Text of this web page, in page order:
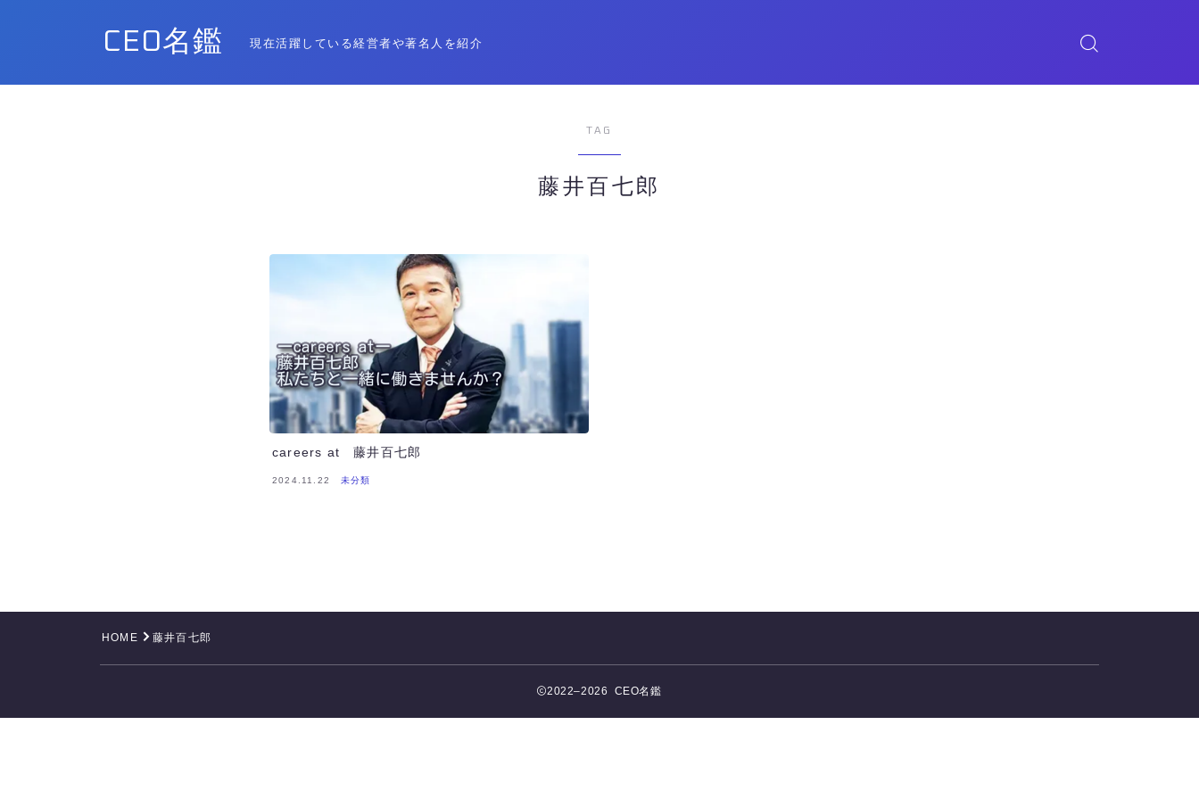
CEO名鑑 現在活躍している経営者や著名人を紹介
TAG
藤井百七郎
careers at 藤井百七郎
2024.11.22 未分類
HOME 藤井百七郎
2022–2026 CEO名鑑